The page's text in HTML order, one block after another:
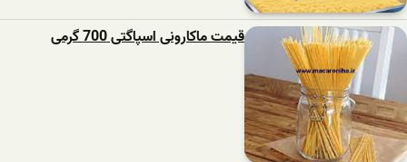
قیمت ماکارونی اسپاگتی 700 گرمی